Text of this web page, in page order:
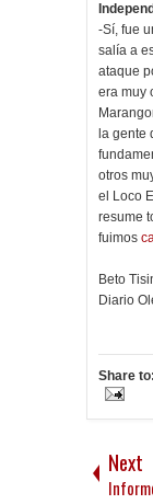
-Sí, fue
salía a
ataque
era muy
la gente
otros
el Loco
resume
fuimos
Beto
Diario
Share to:
Next